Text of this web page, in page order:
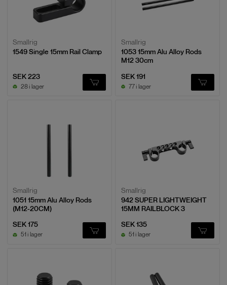
Smallrig
1549 Single 15mm Rail Clamp
SEK 223
28 i lager
Smallrig
1053 15mm Alu Alloy Rods
M12 30cm
SEK 191
77 i lager
Smallrig
1051 15mm Alu Alloy Rods
(M12-20CM)
SEK 175
51 i lager
Smallrig
942 SUPER LIGHTWEIGHT
15MM RAILBLOCK 3
SEK 135
51 i lager